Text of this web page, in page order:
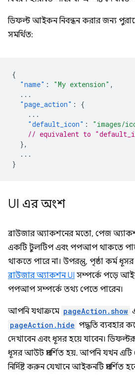
ডিফল্ট আইকন নিবন্ধন করার জন্য
সমর্থিত:
{
"name" : "My extension" ,
...
"page_action" :
{
...
"default_icon" : "images/
// equivalent to
},
...
}
UI এর অংশ
ব্রাউজার অ্যাকশনের মতো, পেজ
একটি টুলটিপ এবং পপআপ থাকতে
থাকতে পারে না। উপরন্তু, পৃষ্ঠা কর্ম
ব্রাউজার অ্যাকশন UI সম্পর্কে পড়ে
পপআপ সম্পর্কে তথ্য পেতে পারেন।
আপনি যথাক্রমে pageAction.show
pageAction.hide পদ্ধতি ব্যবহার
দেখাবেন এবং ধূসর হয়ে যাবেন।
ধূসর আউট প্রদর্শিত হয়. আপনি যখন এটি
নির্দিষ্ট করুন যেখানে আইকনটি প্রদর্শিত